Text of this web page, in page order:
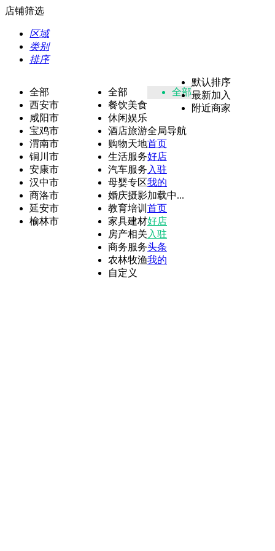
店铺筛选
区域
类别
排序
全部
西安市
咸阳市
宝鸡市
渭南市
铜川市
安康市
汉中市
商洛市
延安市
榆林市
全部
餐饮美食
休闲娱乐
酒店旅游
购物天地
生活服务
汽车服务
母婴专区
婚庆摄影
教育培训
家具建材
房产相关
商务服务
农林牧渔
自定义
全部
默认排序
最新加入
附近商家
全局导航
首页
好店
入驻
我的
加载中...
首页
好店
入驻
头条
我的